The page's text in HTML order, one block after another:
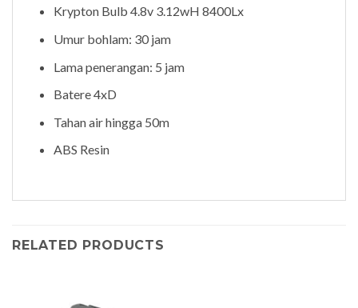
Krypton Bulb 4.8v 3.12wH 8400Lx
Umur bohlam: 30 jam
Lama penerangan: 5 jam
Batere 4xD
Tahan air hingga 50m
ABS Resin
RELATED PRODUCTS